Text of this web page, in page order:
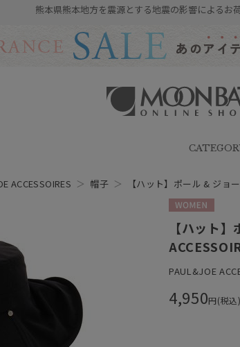
熊本県熊本地方を震源とする地震の影響によるお
SHOP（ムーンバットオンライン
ACCESSOIRES ＞ 帽子＞ 【ハット】ポール & ジョ
【ハット
PAUL&JOE
4,950円(税込)